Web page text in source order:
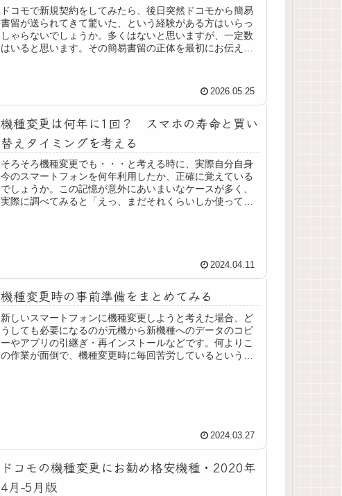
ドコモで新規契約をしてみたら、後日突然ドコモから簡易
書留が送られてきて驚いた、という経験がある方はいらっ
しゃらないでしょうか。多くはないと思いますが、一定数
はいると思います。その簡易書留の正体を最初にお伝えし
2026.05.25
機種変更は何年に1回？ スマホの寿命と買い
替えタイミングを考える
そろそろ機種変更でも・・・と考える時に、実際自分自身
今のスマートフォンを何年利用したか、正確に覚えている
でしょうか。この記憶が意外にあいまいなケースが多く、
実際に調べてみると「えっ、まだそれくらいしか使ってな
2024.04.11
機種変更時の事前準備をまとめてみる
新しいスマートフォンに機種変更しようと考えた場合、ど
うしても必要になるのが元機から新機種へのデータのコピ
ーやアプリの引継ぎ・再インストールなどです。何よりこ
の作業が面倒で、機種変更時に毎回苦労しているという人
2024.03.27
ドコモの機種変更にお勧め格安機種・2020年
4月-5月版